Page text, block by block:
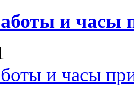
и часы
и часы